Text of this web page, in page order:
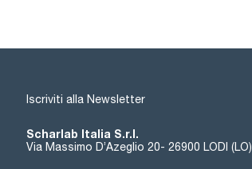
Iscriviti alla Newsletter
Scharlab Italia S.r.l.
Via Massimo D’Azeglio 20- 26900 LODI (LO)